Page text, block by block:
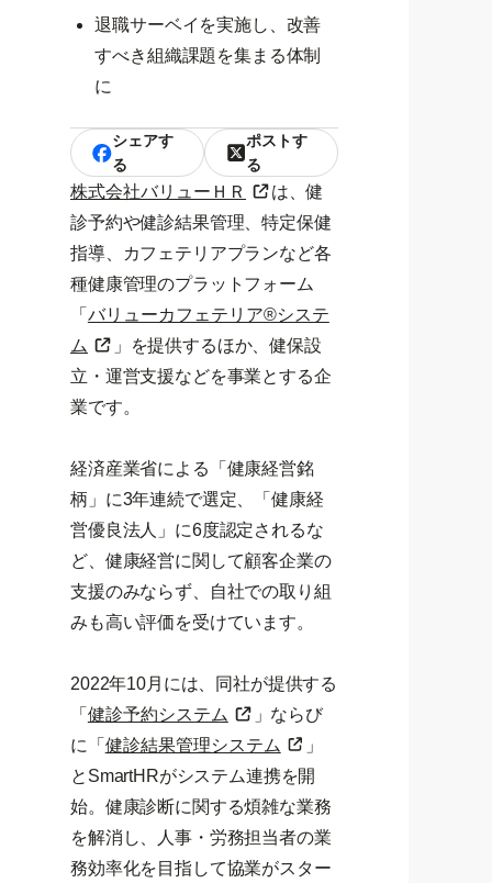
退職サーベイを実施し、改善
すべき組織課題を集まる体制
に
シェアす
る
ポストす
る
株式会社バリューＨＲ
は、健
診予約や健診結果管理、特定保健
指導、カフェテリアプランなど各
種健康管理のプラットフォーム
「 バリューカフェテリア®システ
ム
」を提供するほか、健保設
立・運営支援などを事業とする企
業です。
経済産業省による「健康経営銘
柄」に3年連続で選定、「健康経
営優良法人」に6度認定されるな
ど、健康経営に関して顧客企業の
支援のみならず、自社での取り組
みも高い評価を受けています。
2022年10月には、同社が提供する
「 健診予約システム
」ならび
に「 健診結果管理システム
」
とSmartHRがシステム連携を開
始。健康診断に関する煩雑な業務
を解消し、人事・労務担当者の業
務効率化を目指して協業がスター